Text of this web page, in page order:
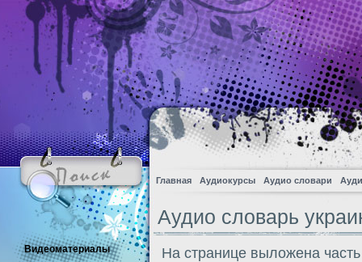
Главная Аудиокурсы Аудио словари
Аудио словарь
На странице выложена
Видеоматериалы